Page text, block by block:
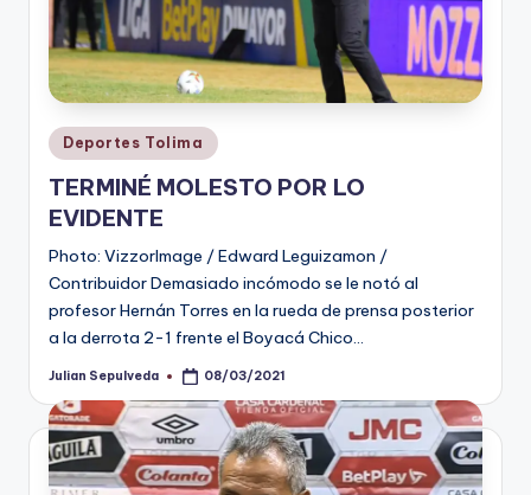
Publicado
en
Deportes Tolima
TERMINÉ MOLESTO POR LO
EVIDENTE
Photo: VizzorImage / Edward Leguizamon /
Contribuidor Demasiado incómodo se le notó al
profesor Hernán Torres en la rueda de prensa posterior
a la derrota 2-1 frente el Boyacá Chico…
Publicado
Julian Sepulveda 08/03/2021